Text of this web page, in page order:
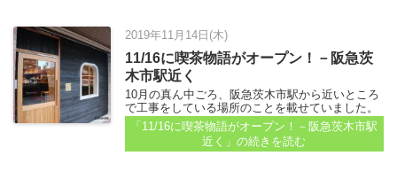
2019年11月14日(木)
11/16に喫茶物語がオープン！－阪急茨
木市駅近く
10月の真ん中ごろ、阪急茨木市駅から近いところ
で工事をしている場所のことを載せていました。
【阪急茨木・東西通り沿い、喫茶店ができるとか
ー茨木の風景－】（2019年10月）記事参照。上の
写真も10月のもの...
「11/16に喫茶物語がオープン！－阪急茨木市駅
近く」の続きを読む